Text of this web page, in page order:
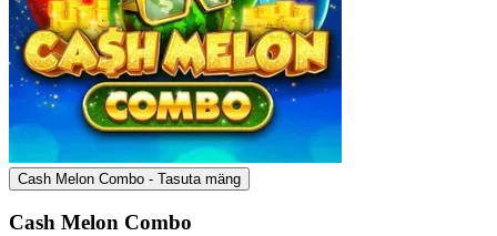
Cash Melon Combo - Tasuta mäng
Cash Melon Combo